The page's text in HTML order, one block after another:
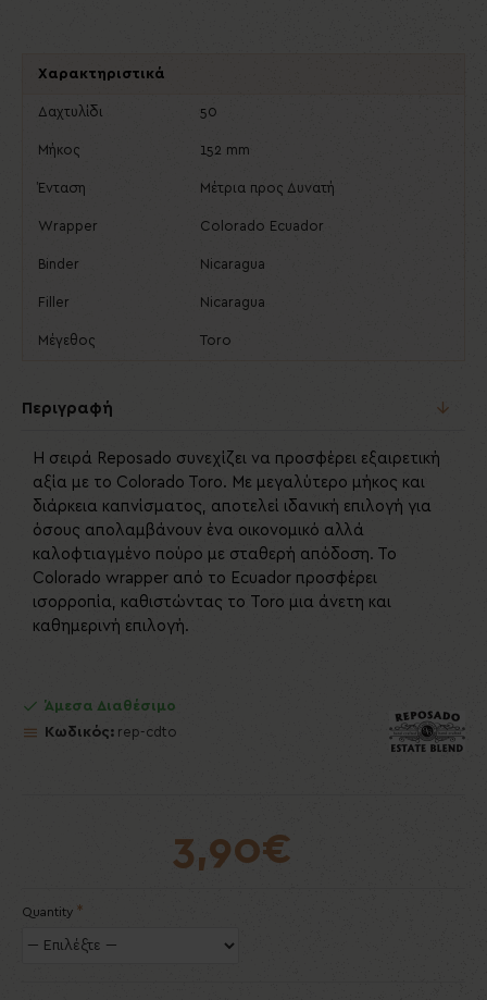
Χαρακτηριστικά
Δαχτυλίδι 50
Μήκος 152 mm
Ένταση Μέτρια προς Δυνατή
Wrapper Colorado Ecuador
Binder Nicaragua
Filler Nicaragua
Μέγεθος Toro
Περιγραφή
Η σειρά Reposado συνεχίζει να προσφέρει εξαιρετική
αξία με το Colorado Toro. Με μεγαλύτερο μήκος και
διάρκεια καπνίσματος, αποτελεί ιδανική επιλογή για
όσους απολαμβάνουν ένα οικονομικό αλλά
καλοφτιαγμένο πούρο με σταθερή απόδοση. Το
Colorado wrapper από το Ecuador προσφέρει
ισορροπία, καθιστώντας το Toro μια άνετη και
καθημερινή επιλογή.
3,90€
Άμεσα Διαθέσιμο
Κωδικός: rep-cdto
Quantity